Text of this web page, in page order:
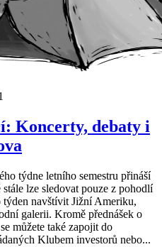
Koncerty, debaty i
týdne letního semestru přináší
lze sledovat pouze z pohodlí
navštívit Jižní Ameriku,
galerii. Kromě přednášek o
můžete také zapojit do
Klubem investorů nebo...